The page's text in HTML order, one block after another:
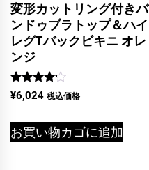
変形カットリング付きバ
ンドゥブラトップ＆ハイ
レグTバックビキニ オレ
ンジ
5段階中
4.00
¥6,024 税込価格
お買い物カゴに追加